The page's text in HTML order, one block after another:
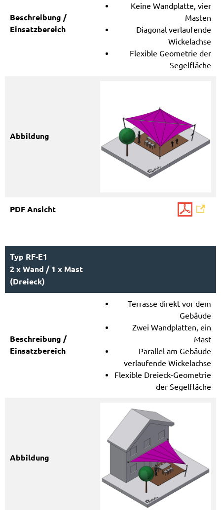
Keine Wandplatte, vier
Masten
Diagonal verlaufende
Wickelachse
Flexible Geometrie der
Segelfläche
Typ RF-E1
2 x Wand / 1 x Mast
(Dreieck)
Terrasse direkt vor dem
Gebäude
Zwei Wandplatten, ein
Mast
Parallel am Gebäude
verlaufende Wickelachse
Flexible Dreieck-Geometrie
der Segelfläche